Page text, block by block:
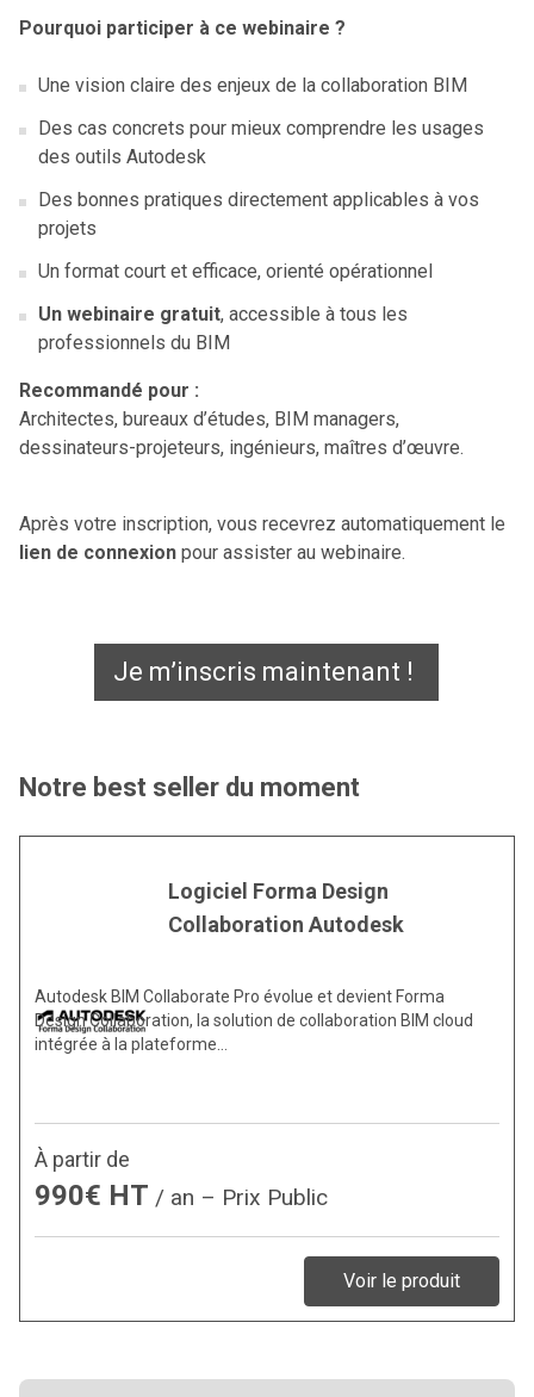
Pourquoi participer à ce webinaire ?
Une vision claire des enjeux de la collaboration BIM
Des cas concrets pour mieux comprendre les usages
des outils Autodesk
Des bonnes pratiques directement applicables à vos
projets
Un format court et efficace, orienté opérationnel
Un webinaire gratuit, accessible à tous les
professionnels du BIM
Recommandé pour :
Architectes, bureaux d’études, BIM managers,
dessinateurs-projeteurs, ingénieurs, maîtres d’œuvre.
Après votre inscription, vous recevrez automatiquement le
lien de connexion pour assister au webinaire.
Je m’inscris maintenant !
Notre best seller du moment
Logiciel Forma Design
Collaboration Autodesk
Autodesk BIM Collaborate Pro évolue et devient Forma
Design Collaboration, la solution de collaboration BIM cloud
intégrée à la plateforme…
À partir de
990€ HT / an – Prix Public
Voir le produit